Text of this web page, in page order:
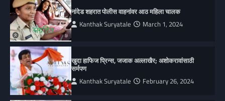
नांदेड शहरात पोलीस वाहनांवर आठ महिला चालक
Kanthak Suryatale March 1, 2024
खुदा हाफिज प्रिन्स, जजाक अल्लाखैर; अशोकरावांसाठी
सर्मपण
Kanthak Suryatale February 26, 2024